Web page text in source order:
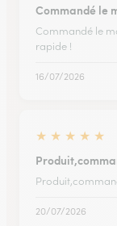
Commandé le
Commandé le
rapide !
16/07/2026
★ ★ ★ ★ ★
20/07/2026